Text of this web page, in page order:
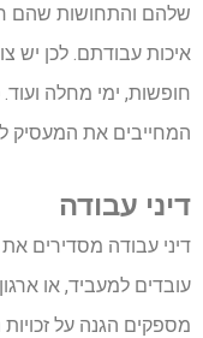
שלהם והתחושות שהם
איכות עבודתם. לכן יש
חופשות, ימי מחלה
המחייבים את המעסיק
דיני עבודה
דיני עבודה מסדירים
עובדים למעביד, או
מספקים הגנה על